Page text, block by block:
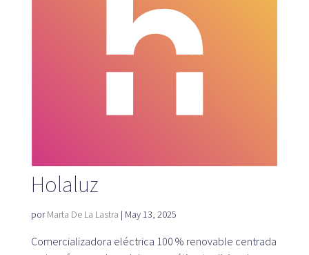
Blog
Holaluz
porMarta De La Lastra | May 13, 2025
Comercializadora eléctrica 100 % renovable centrada